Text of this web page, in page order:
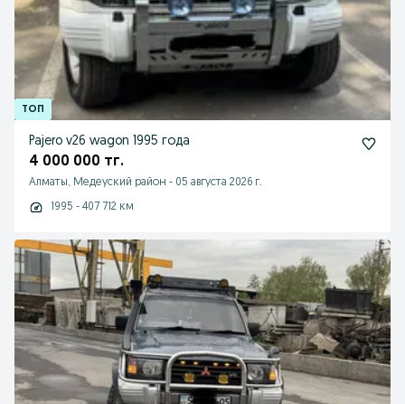
Pajero v26 wagon 1995 года
4 000 000 тг.
Алматы, Медеуский район - 05 августа 2026 г.
1995 - 407 712 км